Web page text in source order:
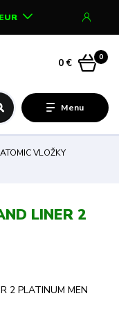
Menu
EUR
0
0 €
ATOMIC VLOŽKY
LINER 2